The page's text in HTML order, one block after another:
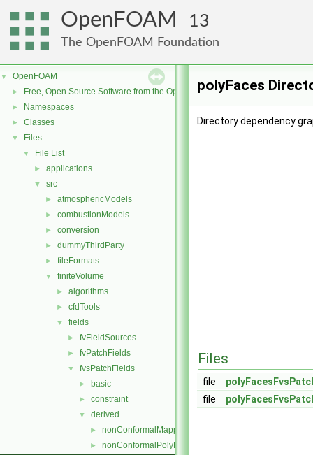
OpenFOAM 13
The OpenFOAM Foundation
▼ OpenFOAM
► Free, Open Source Software from the OpenFOAM Foundation
► Namespaces
► Classes
▼ Files
▼ File List
► applications
▼ src
► atmosphericModels
► combustionModels
► conversion
► dummyThirdParty
► fileFormats
▼ finiteVolume
► algorithms
► cfdTools
▼ fields
► fvFieldSources
► fvPatchFields
▼ fvsPatchFields
► basic
► constraint
▼ derived
► nonConformalMappedPolyFaces
► nonConformalPolyFaces
polyFaces
Directory dependency
Files
file
file